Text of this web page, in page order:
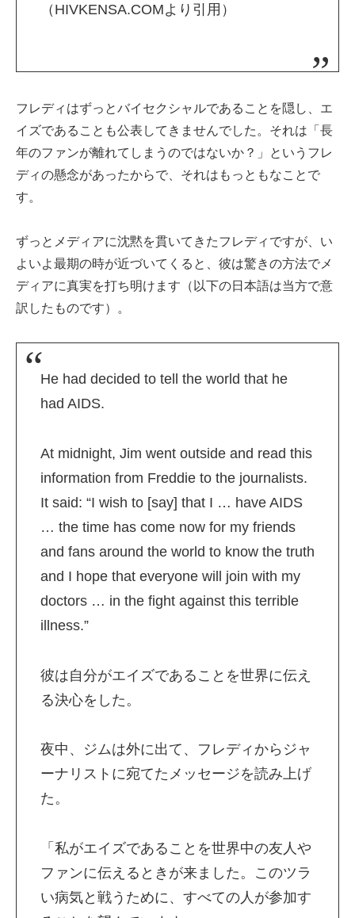
（HIVKENSA.COMより引用）
フレディはずっとバイセクシャルであることを隠し、エ
イズであることも公表してきませんでした。それは「長
年のファンが離れてしまうのではないか？」というフレ
ディの懸念があったからで、それはもっともなことで
す。
ずっとメディアに沈黙を貫いてきたフレディですが、い
よいよ最期の時が近づいてくると、彼は驚きの方法でメ
ディアに真実を打ち明けます（以下の日本語は当方で意
訳したものです）。
He had decided to tell the world that he
had AIDS.
At midnight, Jim went outside and read this
information from Freddie to the journalists.
It said: “I wish to [say] that I … have AIDS
… the time has come now for my friends
and fans around the world to know the truth
and I hope that everyone will join with my
doctors … in the fight against this terrible
illness.”
彼は自分がエイズであることを世界に伝え
る決心をした。
夜中、ジムは外に出て、フレディからジャ
ーナリストに宛てたメッセージを読み上げ
た。
「私がエイズであることを世界中の友人や
ファンに伝えるときが来ました。このツラ
い病気と戦うために、すべての人が参加す